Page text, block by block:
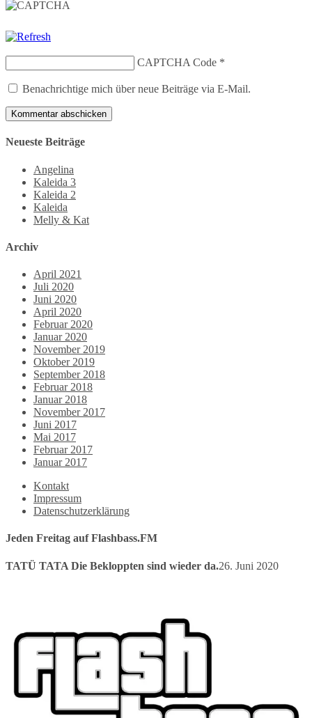
CAPTCHA Code *
Benachrichtige mich über neue Beiträge via E-Mail.
Neueste Beiträge
Angelina
Kaleida 3
Kaleida 2
Kaleida
Melly & Kat
Archiv
April 2021
Juli 2020
Juni 2020
April 2020
Februar 2020
Januar 2020
November 2019
Oktober 2019
September 2018
Februar 2018
Januar 2018
November 2017
Juni 2017
Mai 2017
Februar 2017
Januar 2017
Kontakt
Impressum
Datenschutzerklärung
Jeden Freitag auf Flashbass.FM
TATÜ TATA Die Bekloppten sind wieder da.26. Juni 2020